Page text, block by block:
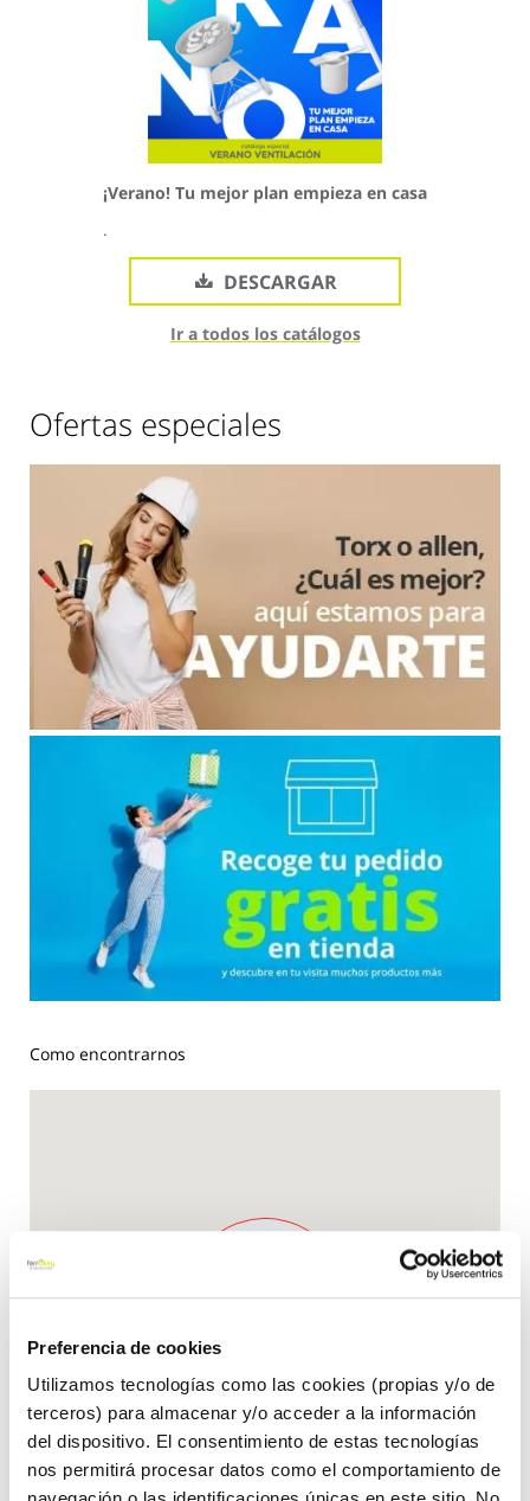
Preferencia de cookies
Utilizamos tecnologías como las cookies (propias y/o de
terceros) para almacenar y/o acceder a la información
del dispositivo. El consentimiento de estas tecnologías
nos permitirá procesar datos como el comportamiento de
¡Verano! Tu mejor plan empieza en casa
.
DESCARGAR
Ir a todos los catálogos
Ofertas especiales
Como encontrarnos